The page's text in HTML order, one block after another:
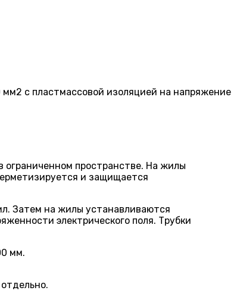
с пластмассовой изоляцией на напряжение
ограниченном пространстве. На жилы
и защища­ется
Затем на жилы устанавли­ваются
электрическо­го поля. Трубки
мм.